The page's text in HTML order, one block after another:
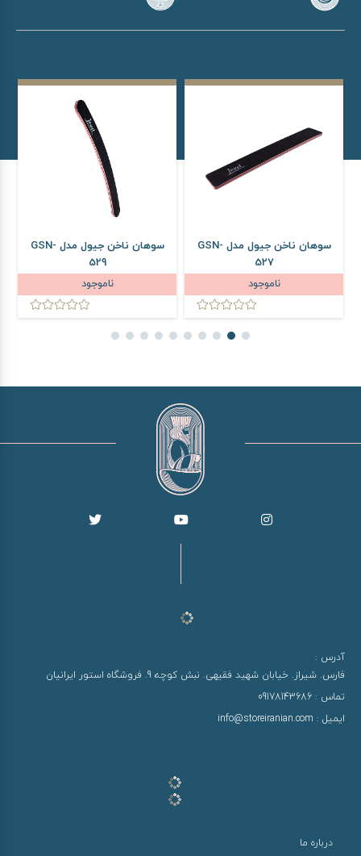
سوهان ناخن جیول مدل GSN-
527
ناموجود
سوهان ناخن جیول مدل GSN-
529
ناموجود
آدرس :
فارس. شیراز. خیابان شهید فقیهی. نبش کوچه 9. فروشگاه استور ایرانیان
تماس : 09178143686
ایمیل : info@storeiranian.com
درباره ما